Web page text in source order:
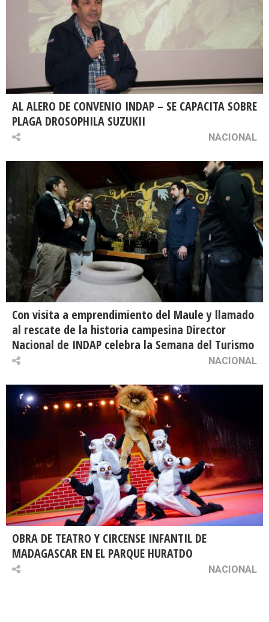
AL ALERO DE CONVENIO INDAP – SE CAPACITA SOBRE
PLAGA DROSOPHILA SUZUKII
NACIONAL
Con visita a emprendimiento del Maule y llamado
al rescate de la historia campesina Director
Nacional de INDAP celebra la Semana del Turismo
NACIONAL
OBRA DE TEATRO Y CIRCENSE INFANTIL DE
MADAGASCAR EN EL PARQUE HURATDO
NACIONAL